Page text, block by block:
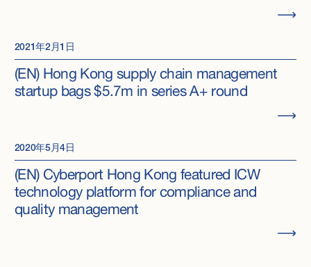
2021年2月1日
(EN) Hong Kong supply chain management
startup bags $5.7m in series A+ round
2020年5月4日
(EN) Cyberport Hong Kong featured ICW
technology platform for compliance and
quality management